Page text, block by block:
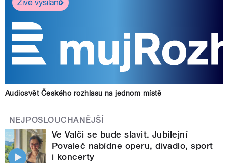
Živé vysílání
Audiosvět Českého rozhlasu na jednom místě
NEJPOSLOUCHANĚJŠÍ
Ve Valči se bude slavit. Jubilejní
Povaleč nabídne operu, divadlo, sport
i koncerty